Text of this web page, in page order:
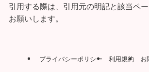
引用する際は、引用元の明記と該当ペ
お願いします。
プライバシーポリシー 利用規約 お